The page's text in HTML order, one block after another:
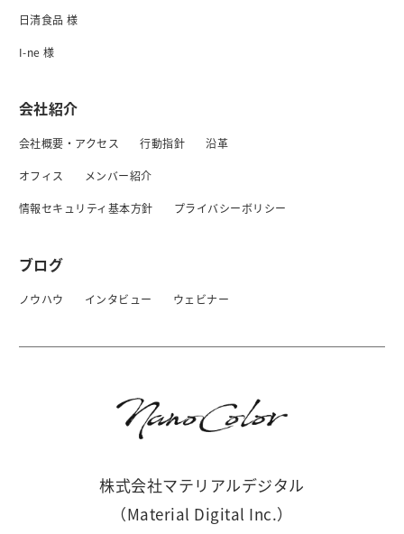
日清食品 様
I-ne 様
会社紹介
会社概要・アクセス 行動指針 沿革
オフィス メンバー紹介
情報セキュリティ基本方針 プライバシーボリシー
ブログ
ノウハウ インタビュー ウェビナー
株式会社マテリアルデジタル
（Material Digital Inc.）